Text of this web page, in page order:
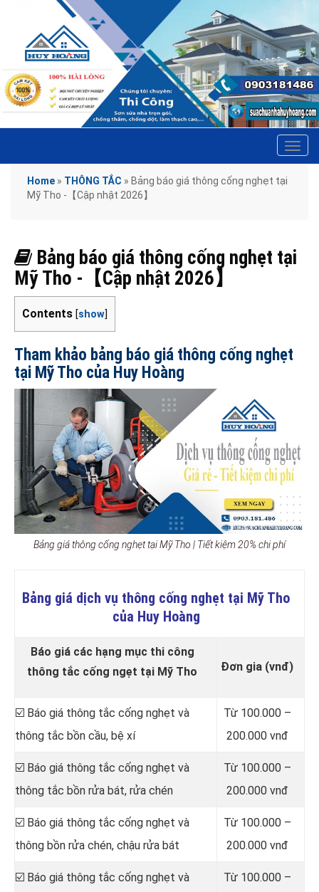
Home » THÔNG TẮC » Bảng báo giá thông cống nghẹt tại
Mỹ Tho -【Cập nhật 2026】
Bảng báo giá thông cống nghẹt tại
Mỹ Tho -【Cập nhật 2026】
Contents [show]
Tham khảo bảng báo giá thông cống nghẹt
tại Mỹ Tho của Huy Hoàng
Bảng giá thông cống nghẹt tại Mỹ Tho | Tiết kiệm 20% chi phí
Bảng giá dịch vụ thông cống nghẹt tại Mỹ Tho
của Huy Hoàng
Báo giá các hạng mục thi công
thông tắc cống ngẹt tại Mỹ Tho
Đơn gia (vnđ)
☑️ Báo giá thông tắc cống nghẹt và
thông tắc bồn cầu, bệ xí
Từ 100.000 –
200.000 vnđ
☑️ Báo giá thông tắc cống nghẹt và
thông tắc bồn rửa bát, rửa chén
Từ 100.000 –
200.000 vnđ
☑️ Báo giá thông tắc cống nghẹt và
thông bồn rửa chén, chậu rửa bát
Từ 100.000 –
200.000 vnđ
☑️ Báo giá thông tắc cống nghẹt và
Từ 100.000 –